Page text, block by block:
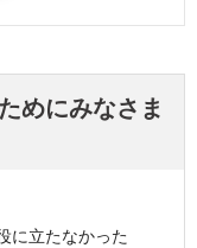
めにみなさま
に立たなかった